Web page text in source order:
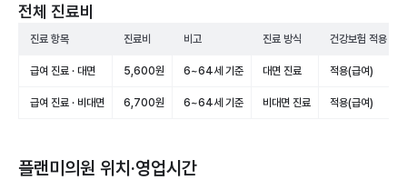
전체 진료비
진료 항목 진료비 비고 진료 방식 건강보험 적용
급여 진료 · 대면 5,600원 6~64세 기준 대면 진료 적용(급여)
급여 진료 · 비대면 6,700원 6~64세 기준 비대면 진료 적용(급여)
플랜미의원 위치·영업시간